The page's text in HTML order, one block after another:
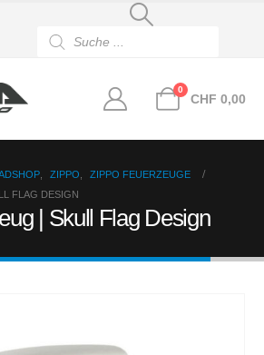
search
0
CHF 0,00
ZIPPO
ZIPPO FEUERZEUGE
FLAG DESIGN
| Skull Flag Design